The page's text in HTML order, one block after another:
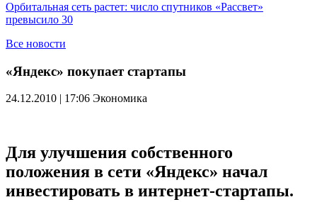
Орбитальная сеть растет: число спутников «Рассвет»
превысило 30
Все новости
«Яндекс» покупает стартапы
24.12.2010 | 17:06 Экономика
Для улучшения собственного
положения в сети «Яндекс» начал
инвестировать в интернет-стартапы.